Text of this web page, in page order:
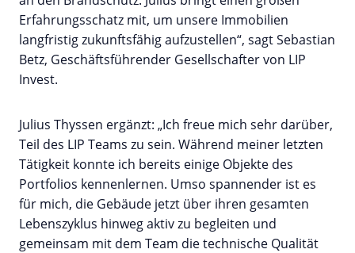
Erfahrungsschatz mit, um unsere Immobilien
langfristig zukunftsfähig aufzustellen“, sagt Sebastian
Betz, Geschäftsführender Gesellschafter von LIP
Invest.
Julius Thyssen ergänzt: „Ich freue mich sehr darüber,
Teil des LIP Teams zu sein. Während meiner letzten
Tätigkeit konnte ich bereits einige Objekte des
Portfolios kennenlernen. Umso spannender ist es
für mich, die Gebäude jetzt über ihren gesamten
Lebenszyklus hinweg aktiv zu begleiten und
gemeinsam mit dem Team die technische Qualität